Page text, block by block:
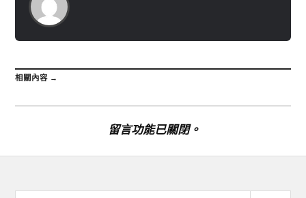
相關內容 →
留言功能已關閉。